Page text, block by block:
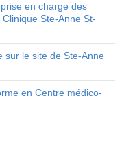
en charge des
Ste-Anne St-
sur le site de Ste-Anne
en Centre médico-